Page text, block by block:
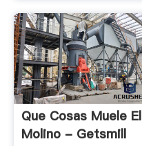
Que Cosas Muele El
Molino - Getsmill